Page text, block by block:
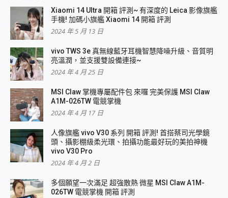
Xiaomi 14 Ultra 開箱 評測~ 有深度的 Leica 影像旗艦
手機! 加碼小旗艦 Xiaomi 14 開箱 評測
2024 年 5 月 13 日
vivo TWS 3e 真無線藍牙耳機智慧降噪升級、音質明
亮溫潤，並支援雙設備連接~
2024 年 4 月 25 日
MSI Claw 掌機專屬配件包 來囉 完美保護 MSI Claw
A1M-026TW 電競掌機
2024 年 4 月 17 日
人像旗艦 vivo V30 系列 開箱 評測! 首搭蔡司光學鏡
頭、攝影棚級柔光環、拍攝功能最好玩的美拍神機
vivo V30 Pro
2024 年 4 月 2 日
多個願望一次滿足 超強散熱 微星 MSI Claw A1M-
026TW 電競掌機 開箱 評測